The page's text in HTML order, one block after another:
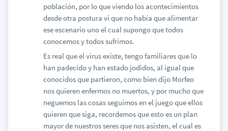
población, por lo que viendo los acontecimientos
desde otra postura vi que no había que alimentar
ese escenario uno el cual supongo que todos
conocemos y todos sufrimos.
Es real que el virus existe, tengo familiares que lo
han padecido y han estado jodidos, al igual que
conocidos que partieron, como bien dijo Morfeo
nos quieren enfermos no muertos, y por mucho que
neguemos las cosas seguimos en el juego que ellos
quieren que siga, recordemos que esto es un plan
mayor de nuestros seres que nos asisten, el cual es